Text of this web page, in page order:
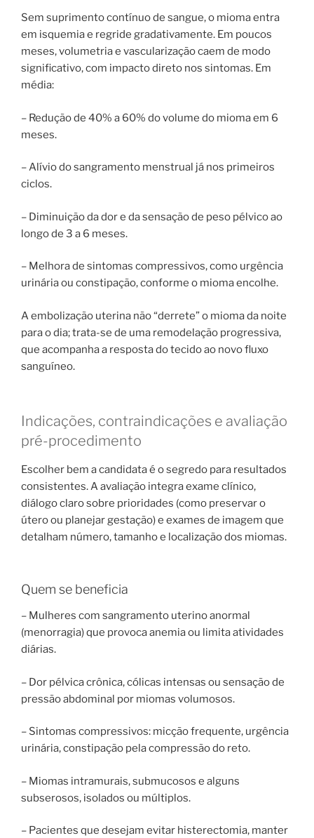
Sem suprimento contínuo de sangue, o mioma entra
em isquemia e regride gradativamente. Em poucos
meses, volumetria e vascularização caem de modo
significativo, com impacto direto nos sintomas. Em
média:
– Redução de 40% a 60% do volume do mioma em 6
meses.
– Alívio do sangramento menstrual já nos primeiros
ciclos.
– Diminuição da dor e da sensação de peso pélvico ao
longo de 3 a 6 meses.
– Melhora de sintomas compressivos, como urgência
urinária ou constipação, conforme o mioma encolhe.
A embolização uterina não “derrete” o mioma da noite
para o dia; trata-se de uma remodelação progressiva,
que acompanha a resposta do tecido ao novo fluxo
sanguíneo.
Indicações, contraindicações e avaliação
pré-procedimento
Escolher bem a candidata é o segredo para resultados
consistentes. A avaliação integra exame clínico,
diálogo claro sobre prioridades (como preservar o
útero ou planejar gestação) e exames de imagem que
detalham número, tamanho e localização dos miomas.
Quem se beneficia
– Mulheres com sangramento uterino anormal
(menorragia) que provoca anemia ou limita atividades
diárias.
– Dor pélvica crônica, cólicas intensas ou sensação de
pressão abdominal por miomas volumosos.
– Sintomas compressivos: micção frequente, urgência
urinária, constipação pela compressão do reto.
– Miomas intramurais, submucosos e alguns
subserosos, isolados ou múltiplos.
– Pacientes que desejam evitar histerectomia, manter